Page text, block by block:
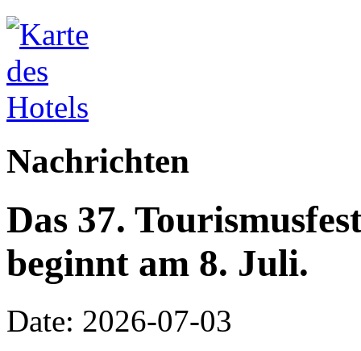
Nachrichten
Das 37.
beginnt am 8. Juli.
Date: 2026-07-03